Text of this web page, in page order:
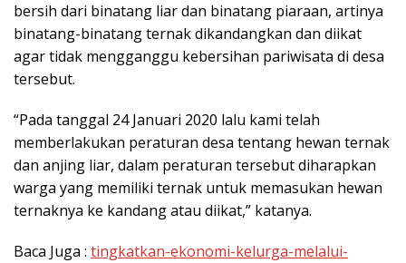
bersih dari binatang liar dan binatang piaraan, artinya
binatang-binatang ternak dikandangkan dan diikat
agar tidak mengganggu kebersihan pariwisata di desa
tersebut.
“Pada tanggal 24 Januari 2020 lalu kami telah
memberlakukan peraturan desa tentang hewan ternak
dan anjing liar, dalam peraturan tersebut diharapkan
warga yang memiliki ternak untuk memasukan hewan
ternaknya ke kandang atau diikat,” katanya.
Baca Juga : tingkatkan-ekonomi-kelurga-melalui-